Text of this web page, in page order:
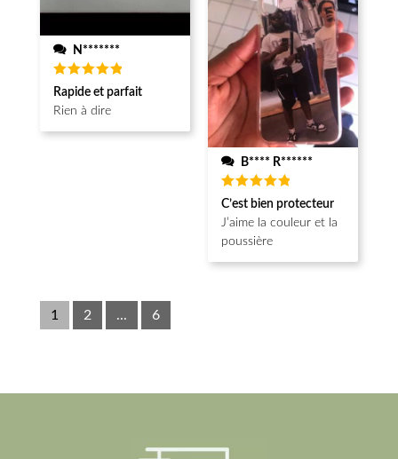
N*******
Note5
sur 5
Rapide et parfait
Rien à dire
B**** R******
Note5
sur 5
C’est bien protecteur
J’aime la couleur et la
poussière
1 2 ... 6